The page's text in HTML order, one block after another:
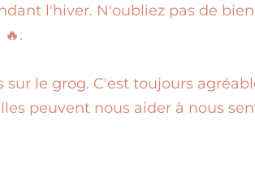
l'hiver. N'oubliez pas de bien
le grog. C'est toujours
peuvent nous aider à nous